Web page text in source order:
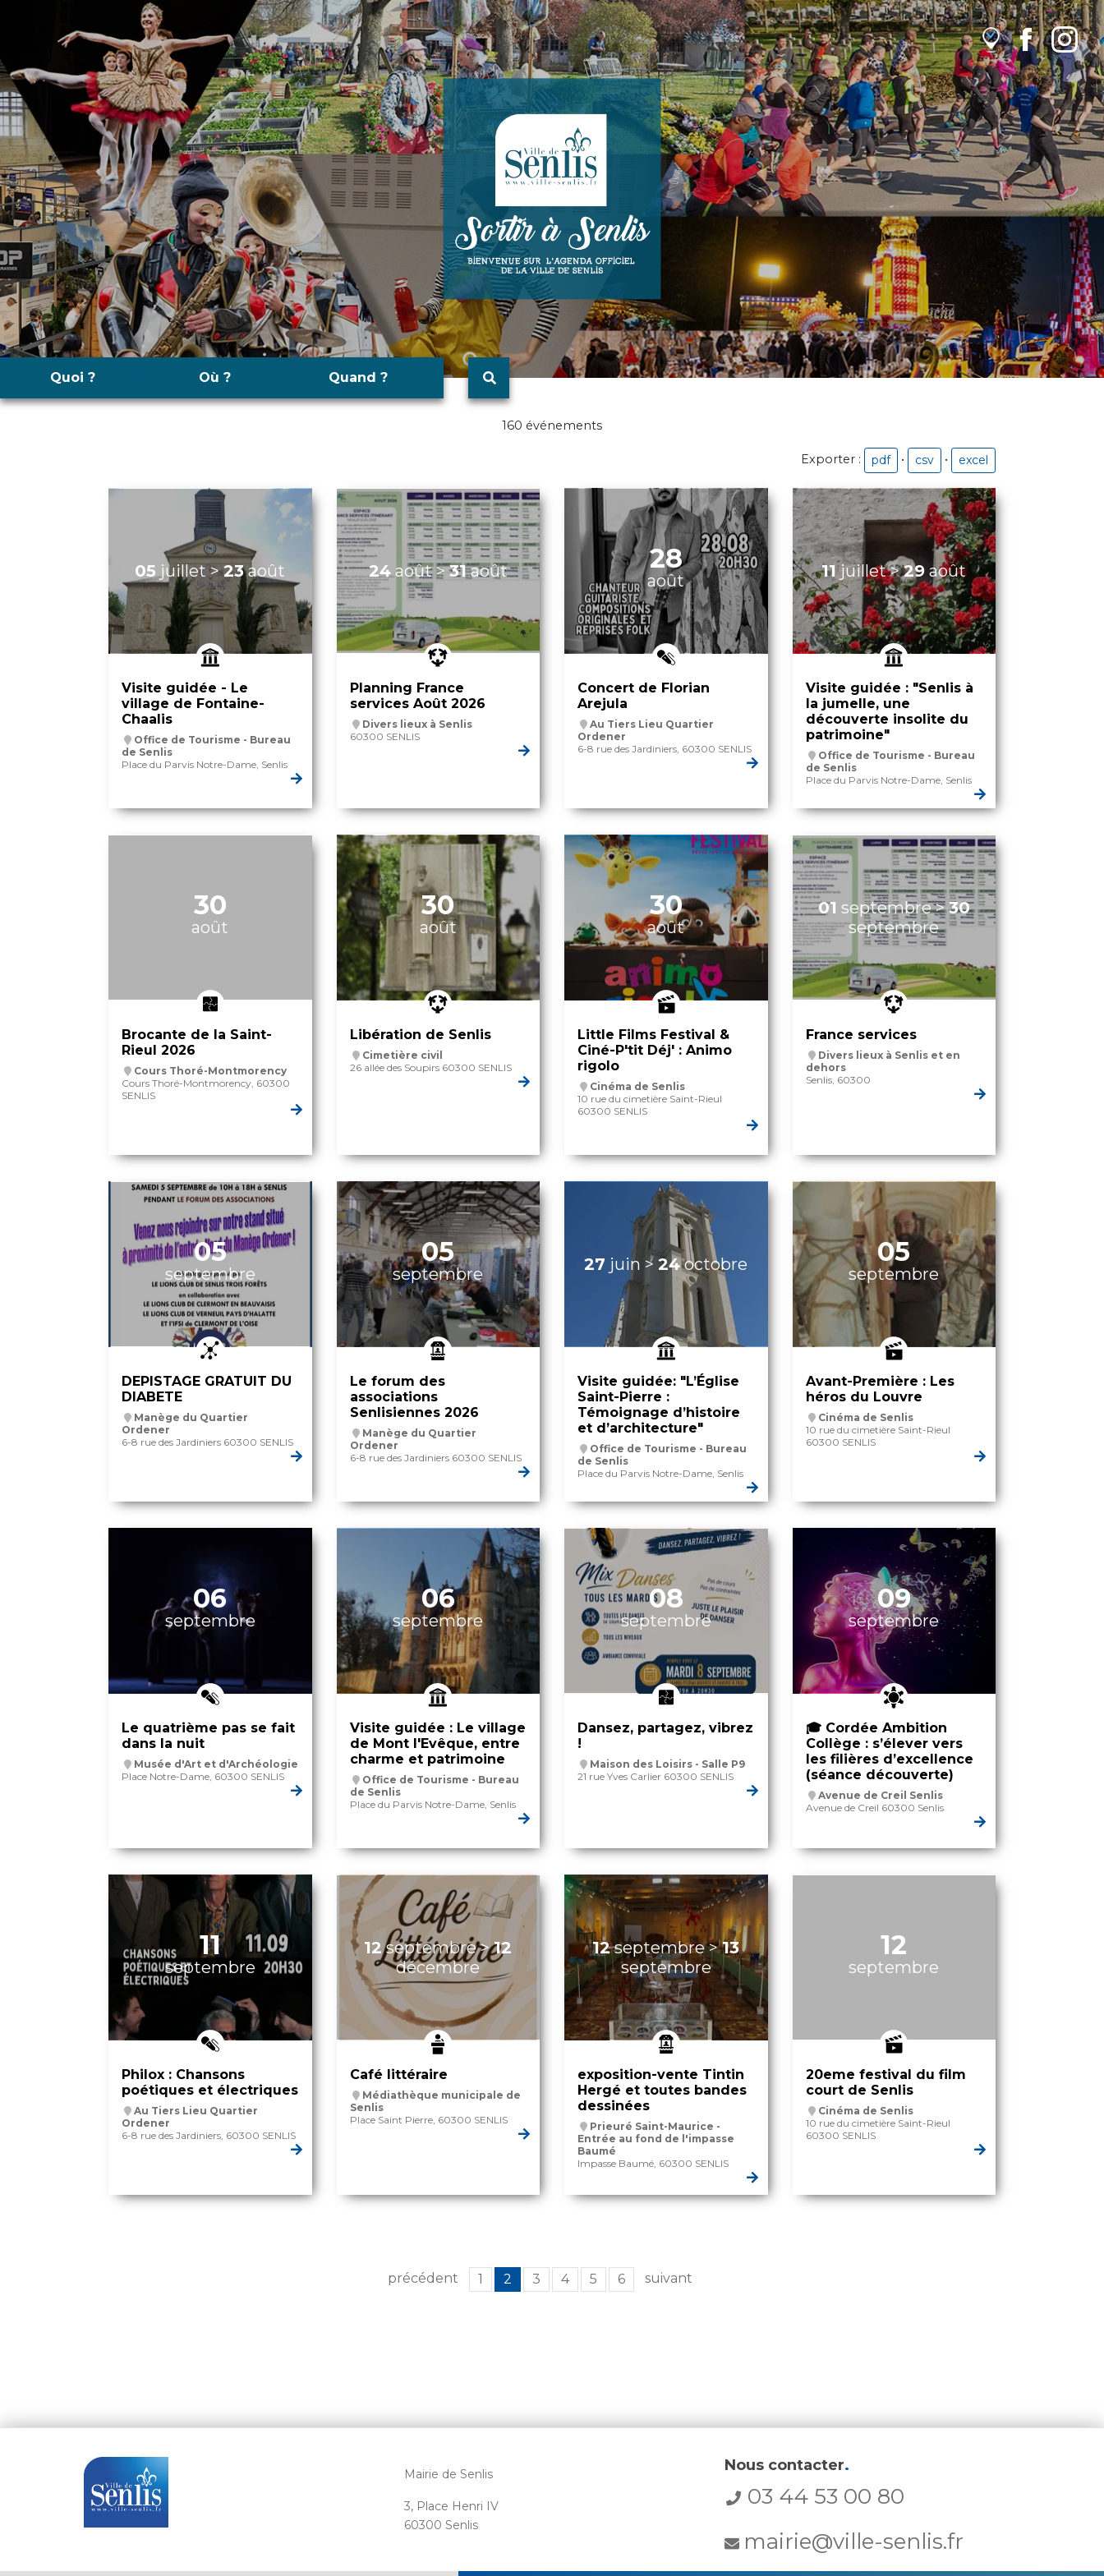
Quoi ? Où ? Quand ?
160 événements
Exporter : pdf • csv • excel
05 juillet >23 août
Visite guidée - Le
village de Fontaine-
Chaalis
Office de Tourisme - Bureau
de Senlis
Place du Parvis Notre-Dame, Senlis
24 août >31 août
Planning France
services Août 2026
Divers lieux à Senlis
60300 SENLIS
28
août
Concert de Florian
Arejula
Au Tiers Lieu Quartier
Ordener
6-8 rue des Jardiniers, 60300 SENLIS
11 juillet >29 août
Visite guidée : "Senlis à
la jumelle, une
découverte insolite du
patrimoine"
Office de Tourisme - Bureau
de Senlis
Place du Parvis Notre-Dame, Senlis
30
août
Brocante de la Saint-
Rieul 2026
Cours Thoré-Montmorency
Cours Thoré-Montmorency, 60300
SENLIS
30
août
Libération de Senlis
Cimetière civil
26 allée des Soupirs 60300 SENLIS
30
août
Little Films Festival &
Ciné-P'tit Déj' : Animo
rigolo
Cinéma de Senlis
10 rue du cimetière Saint-Rieul
60300 SENLIS
01 septembre >30
septembre
France services
Divers lieux à Senlis et en
dehors
Senlis, 60300
05
septembre
DEPISTAGE GRATUIT DU
DIABETE
Manège du Quartier
Ordener
6-8 rue des Jardiniers 60300 SENLIS
05
septembre
Le forum des
associations
Senlisiennes 2026
Manège du Quartier
Ordener
6-8 rue des Jardiniers 60300 SENLIS
27 juin >24 octobre
Visite guidée: "L’Église
Saint-Pierre :
Témoignage d’histoire
et d’architecture"
Office de Tourisme - Bureau
de Senlis
Place du Parvis Notre-Dame, Senlis
05
septembre
Avant-Première : Les
héros du Louvre
Cinéma de Senlis
10 rue du cimetière Saint-Rieul
60300 SENLIS
06
septembre
Le quatrième pas se fait
dans la nuit
Musée d'Art et d'Archéologie
Place Notre-Dame, 60300 SENLIS
06
septembre
Visite guidée : Le village
de Mont l'Evêque, entre
charme et patrimoine
Office de Tourisme - Bureau
de Senlis
Place du Parvis Notre-Dame, Senlis
08
septembre
Dansez, partagez, vibrez
!
Maison des Loisirs - Salle P9
21 rue Yves Carlier 60300 SENLIS
09
septembre
🎓 Cordée Ambition
Collège : s’élever vers
les filières d’excellence
(séance découverte)
Avenue de Creil Senlis
Avenue de Creil 60300 Senlis
11
septembre
Philox : Chansons
poétiques et électriques
Au Tiers Lieu Quartier
Ordener
6-8 rue des Jardiniers, 60300 SENLIS
12 septembre >12
décembre
Café littéraire
Médiathèque municipale de
Senlis
Place Saint Pierre, 60300 SENLIS
12 septembre >13
septembre
exposition-vente Tintin
Hergé et toutes bandes
dessinées
Prieuré Saint-Maurice -
Entrée au fond de l'impasse
Baumé
Impasse Baumé, 60300 SENLIS
12
septembre
20eme festival du film
court de Senlis
Cinéma de Senlis
10 rue du cimetière Saint-Rieul
60300 SENLIS
précédent 1 2 3 4 5 6 suivant
Mairie de Senlis
3, Place Henri IV
60300 Senlis
Nous contacter.
03 44 53 00 80
mairie@ville-senlis.fr